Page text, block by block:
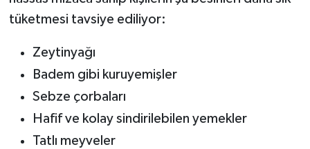
tüketmesi tavsiye ediliyor:
Zeytinyağı
Badem gibi kuruyemişler
Sebze çorbaları
Hafif ve kolay sindirilebilen yemekler
Tatlı meyveler